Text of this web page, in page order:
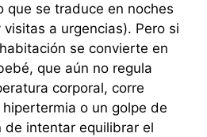
que se traduce en noches
a urgencias). Pero si
se convierte en
que aún no regula
corporal, corre
o un golpe de
de intentar equilibrar el